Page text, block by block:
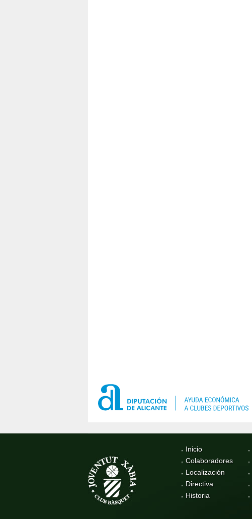
Inicio
Colaboradores
Localización
Directiva
Historia